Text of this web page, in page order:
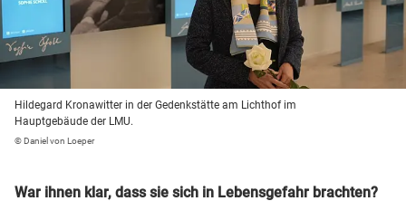
Hildegard Kronawitter in der Gedenkstätte am Lichthof im
Hauptgebäude der LMU.
© Daniel von Loeper
War ihnen klar, dass sie sich in Lebensgefahr brachten?